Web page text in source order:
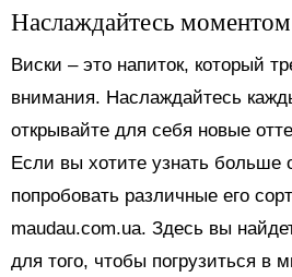
Наслаждайтесь моментом
Виски – это напиток, который
внимания. Наслаждайтесь
открывайте для себя новые
Если вы хотите узнать больше
попробовать различные его
maudau.com.ua. Здесь вы
для того, чтобы погрузиться в